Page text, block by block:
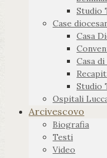
Studio
Case
Casa
Casa
Studio
Ospitali
Arcivescovo
Biografia
Testi
Video